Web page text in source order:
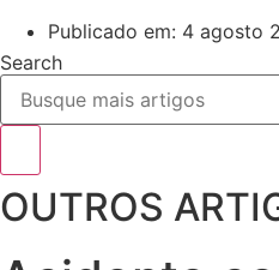
Publicado em: 4 agosto
Search
OUTROS